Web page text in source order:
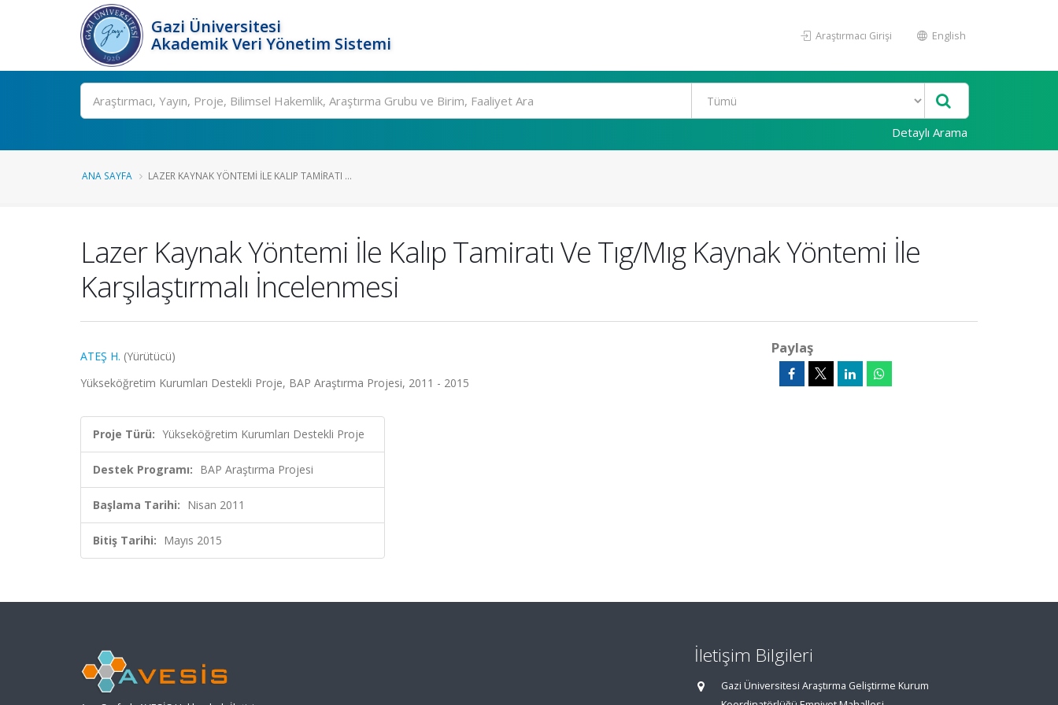
Gazi Üniversitesi
Akademik Veri Yönetim Sistemi
Araştırmacı Girişi English
Ara
Detaylı Arama
ANA SAYFA LAZER KAYNAK YÖNTEMI İLE KALIP TAMIRATI ...
Lazer Kaynak Yöntemi İle Kalıp Tamiratı Ve Tıg/Mıg Kaynak Yöntemi İle
Karşılaştırmalı İncelenmesi
ATEŞ H. (Yürütücü)
Yükseköğretim Kurumları Destekli Proje, BAP Araştırma Projesi, 2011 - 2015
Proje Türü: Yükseköğretim Kurumları Destekli Proje
Destek Programı: BAP Araştırma Projesi
Başlama Tarihi: Nisan 2011
Bitiş Tarihi: Mayıs 2015
Paylaş
İletişim Bilgileri
Gazi Üniversitesi Araştırma Geliştirme Kurum